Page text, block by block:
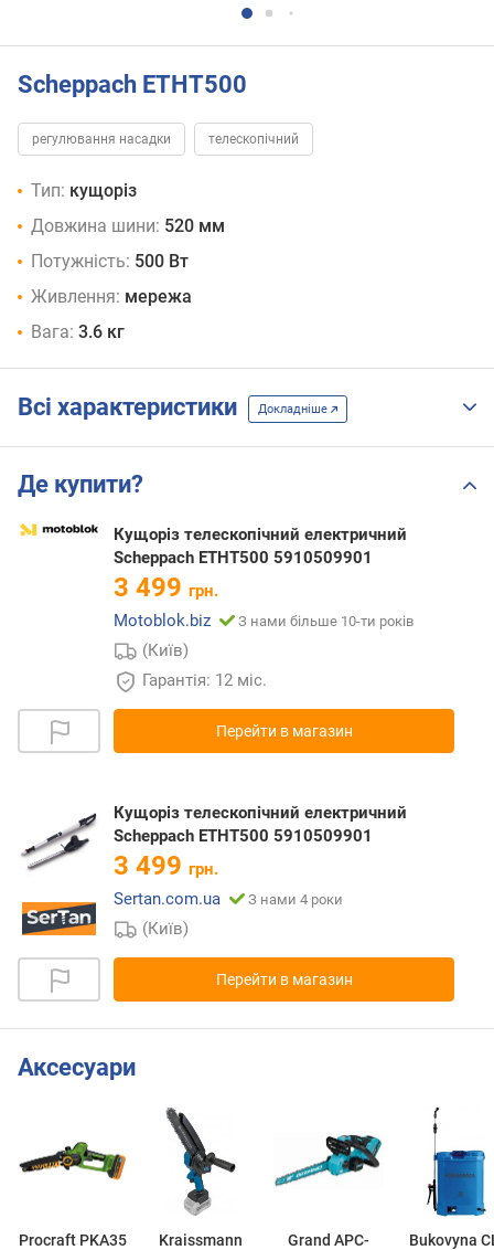
Scheppach ETHT500
регулювання насадки телескопічний
Тип: кущоріз
Довжина шини: 520 мм
Потужність: 500 Вт
Живлення: мережа
Вага: 3.6 кг
Всі характеристики Докладніше
Де купити?
Кущоріз телескопічний електричний
Scheppach ETHT500 5910509901
3 499 грн.
Motoblok.biz
З нами більше 10-ти років
(Київ)
Гарантія: 12 міс.
Перейти в магазин
Кущоріз телескопічний електричний
Scheppach ETHT500 5910509901
3 499 грн.
Sertan.com.ua
З нами 4 роки
(Київ)
Перейти в магазин
Аксесуари
Procraft PKA35
Kraissmann
Grand APC-
Bukovyna